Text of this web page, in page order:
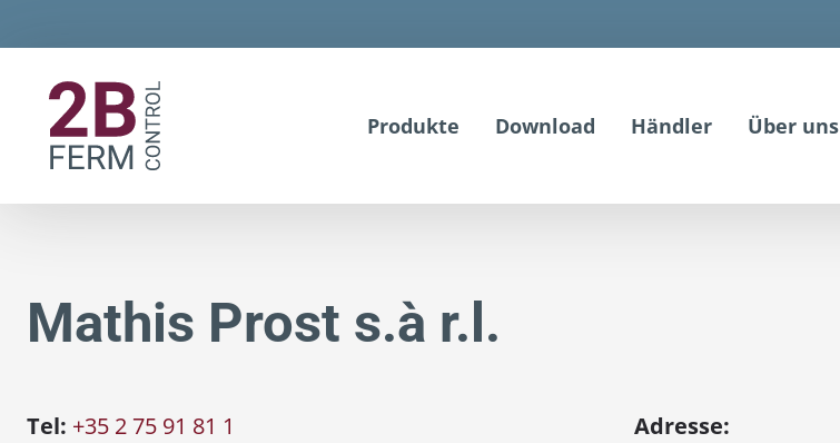
Produkte Download Händler Über uns
Mathis Prost s.à r.l.
Tel: +35 2 75 91 81 1
Adresse: